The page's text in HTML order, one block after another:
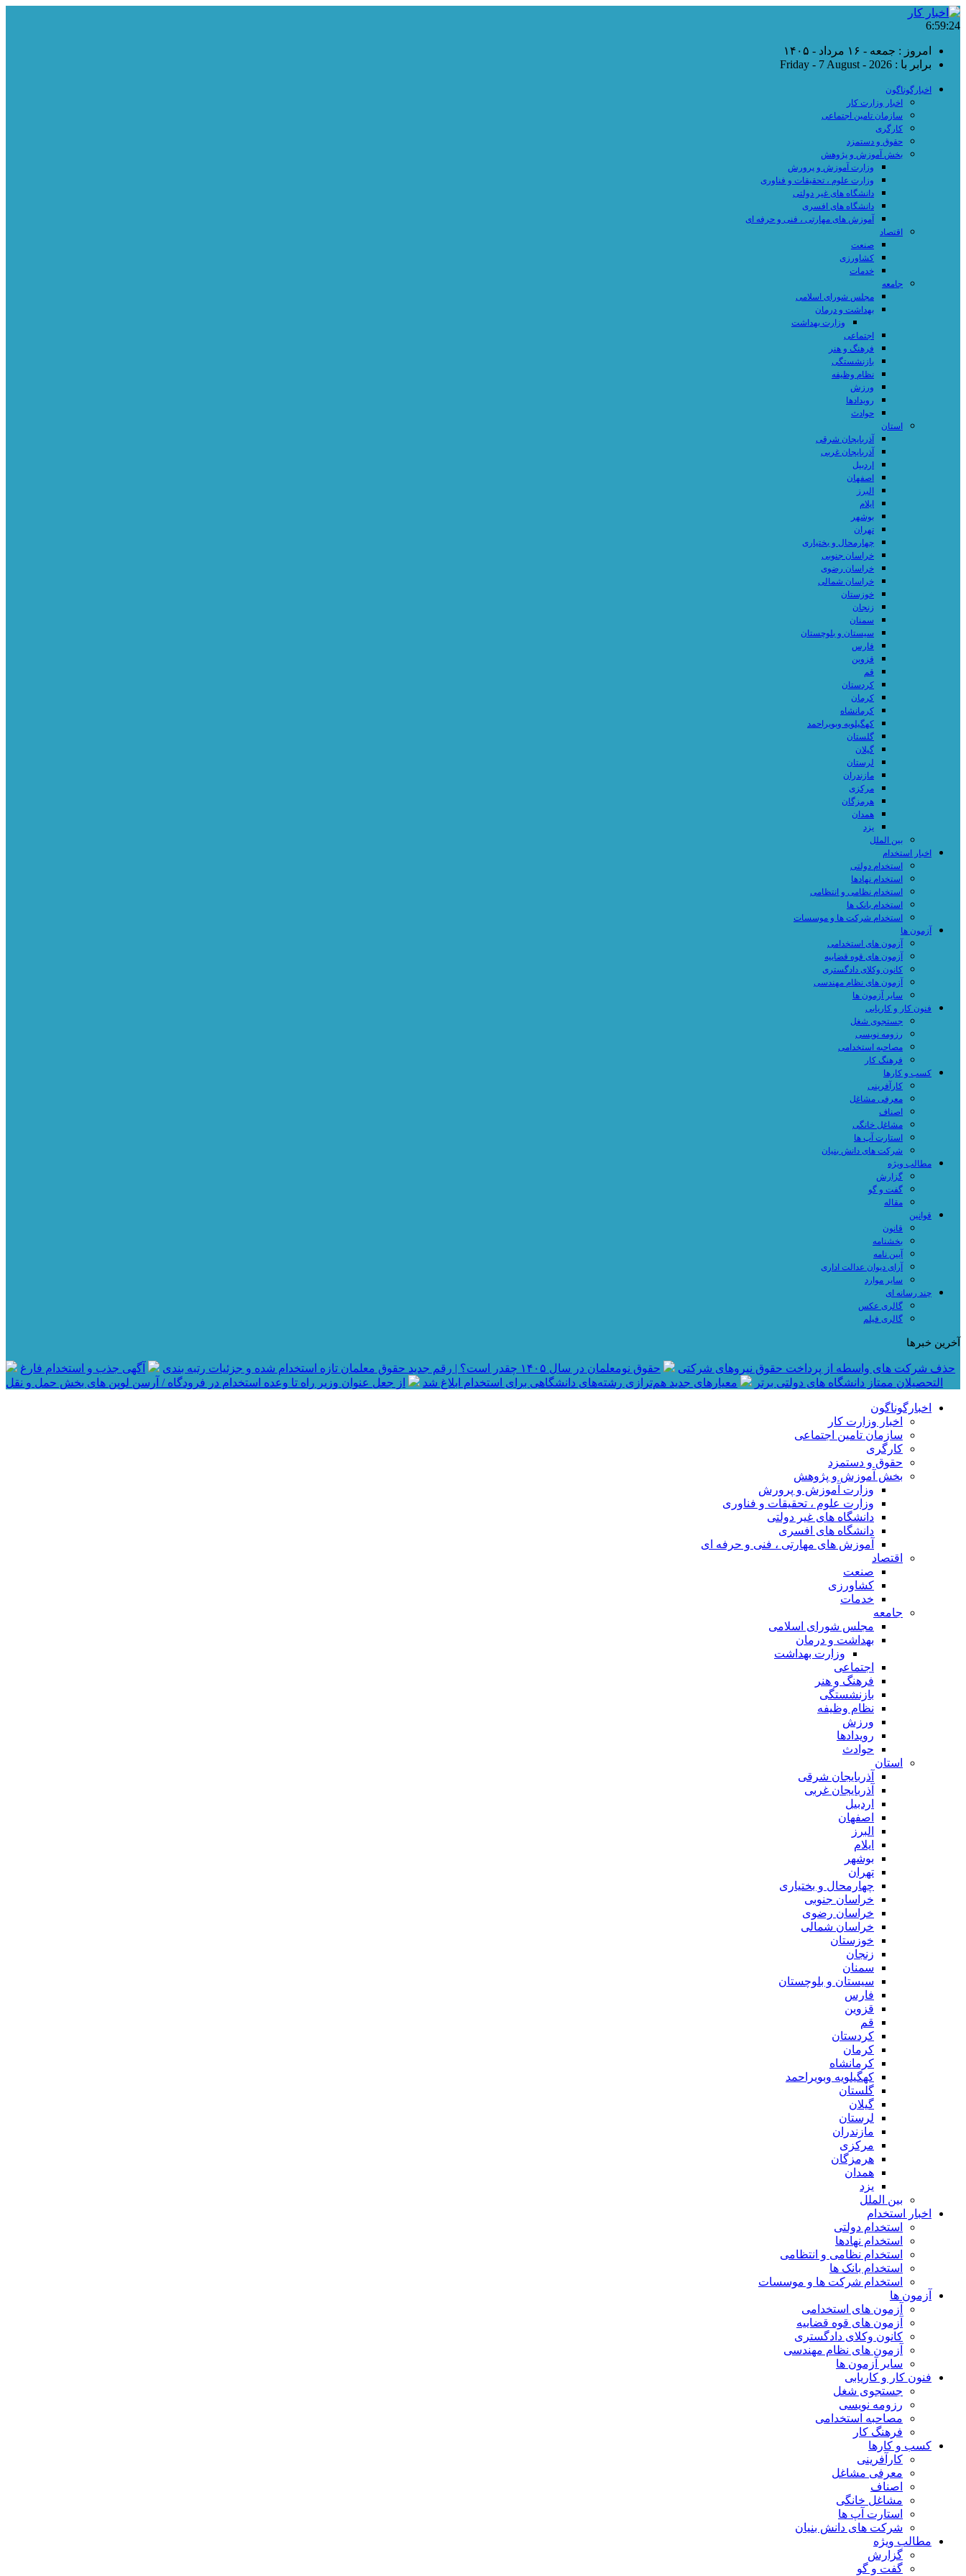
6:59:25
امروز : جمعه - ۱۶ مرداد - ۱۴۰۵
برابر با : Friday - 7 August - 2026
اخبارگوناگون
اخبار وزارت کار
سازمان تامین اجتماعی
کارگری
حقوق و دستمزد
بخش آموزش و پژوهش
وزارت آموزش و پرورش
وزارت علوم ، تحقیقات و فناوری
دانشگاه های غیر دولتی
دانشگاه های افسری
آموزش های مهارتی ، فنی و حرفه ای
اقتصاد
صنعت
کشاورزی
خدمات
جامعه
مجلس شورای اسلامی
بهداشت و درمان
وزارت بهداشت
اجتماعی
فرهنگ و هنر
بازنشستگی
نظام وظیفه
ورزش
رویدادها
حوادث
استان
آذربایجان شرقی
آذربایجان غربی
اردبیل
اصفهان
البرز
ایلام
بوشهر
تهران
چهارمحال و بختیاری
خراسان جنوبی
خراسان رضوی
خراسان شمالی
خوزستان
زنجان
سمنان
سیستان و بلوچستان
فارس
قزوین
قم
کردستان
کرمان
کرمانشاه
کهگیلویه وبویراحمد
گلستان
گیلان
لرستان
مازندران
مرکزی
هرمزگان
همدان
یزد
بین الملل
اخبار استخدام
استخدام دولتی
استخدام نهادها
استخدام نظامی و انتظامی
استخدام بانک ها
استخدام شرکت ها و موسسات
آزمون ها
آزمون های استخدامی
آزمون های قوه قضاییه
کانون وکلای دادگستری
آزمون های نظام مهندسی
سایر آزمون ها
فنون کار و کاریابی
جستجوی شغل
رزومه نویسی
مصاحبه استخدامی
فرهنگ کار
کسب و کارها
کارآفرینی
معرفی مشاغل
اصناف
مشاغل خانگی
استارت آپ ها
شرکت های دانش بنیان
مطالب ویژه
گزارش
گفت و گو
مقاله
قوانین
قانون
بخشنامه
آیین نامه
آرای دیوان عدالت اداری
سایر موارد
چند رسانه ای
گالری عکس
گالری فیلم
آخرین خبرها
حذف شرکت های واسطه از پرداخت حقوق نیروهای شرکتی حقوق نومعلمان در سال ۱۴۰۵ چقدر است؟ | رقم جدید حقوق معلمان تازه استخدام شده و جزئیات رتبه بندی
آگهی جذب و استخدام فارغ
التحصیلان ممتاز دانشگاه های دولتی برتر
معیار‌های جدید هم‌ترازی رشته‌های دانشگاهی برای استخدام ابلاغ شد از جعل عنوان وزیر راه تا وعده استخدام در فرودگاه / آرسن لوپن های بخش حمل و نقل
اخبارگوناگون
اخبار وزارت کار
سازمان تامین اجتماعی
کارگری
حقوق و دستمزد
بخش آموزش و پژوهش
وزارت آموزش و پرورش
وزارت علوم ، تحقیقات و فناوری
دانشگاه های غیر دولتی
دانشگاه های افسری
آموزش های مهارتی ، فنی و حرفه ای
اقتصاد
صنعت
کشاورزی
خدمات
جامعه
مجلس شورای اسلامی
بهداشت و درمان
وزارت بهداشت
اجتماعی
فرهنگ و هنر
بازنشستگی
نظام وظیفه
ورزش
رویدادها
حوادث
استان
آذربایجان شرقی
آذربایجان غربی
اردبیل
اصفهان
البرز
ایلام
بوشهر
تهران
چهارمحال و بختیاری
خراسان جنوبی
خراسان رضوی
خراسان شمالی
خوزستان
زنجان
سمنان
سیستان و بلوچستان
فارس
قزوین
قم
کردستان
کرمان
کرمانشاه
کهگیلویه وبویراحمد
گلستان
گیلان
لرستان
مازندران
مرکزی
هرمزگان
همدان
یزد
بین الملل
اخبار استخدام
استخدام دولتی
استخدام نهادها
استخدام نظامی و انتظامی
استخدام بانک ها
استخدام شرکت ها و موسسات
آزمون ها
آزمون های استخدامی
آزمون های قوه قضاییه
کانون وکلای دادگستری
آزمون های نظام مهندسی
سایر آزمون ها
فنون کار و کاریابی
جستجوی شغل
رزومه نویسی
مصاحبه استخدامی
فرهنگ کار
کسب و کارها
کارآفرینی
معرفی مشاغل
اصناف
مشاغل خانگی
استارت آپ ها
شرکت های دانش بنیان
مطالب ویژه
گزارش
گفت و گو